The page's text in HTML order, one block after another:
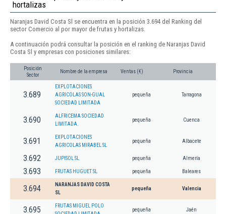
hortalizas
Naranjas David Costa Sl se encuentra en la posición 3.694 del Ranking del
sector Comercio al por mayor de frutas y hortalizas.
A continuación podrá consultar la posición en el ranking de Naranjas David
Costa Sl y empresas con posiciones similares:
Posición
Sector
Nombre de la empresa Ventas (€) Provincia
3.689
EXPLOTACIONES
AGRICOLAS SON-GUAL
SOCIEDAD LIMITADA
pequeña Tarragona
3.690
ALFRICEMA SOCIEDAD
LIMITADA.
pequeña Cuenca
3.691
EXPLOTACIONES
AGRICOLAS MIRABEL SL
pequeña Albacete
3.692 JUPISOL SL pequeña Almería
3.693 FRUTAS HUGUET SL pequeña Baleares
3.694
NARANJAS DAVID COSTA
SL
pequeña Valencia
3.695
FRUTAS MIGUEL POLO
pequeña Jaén